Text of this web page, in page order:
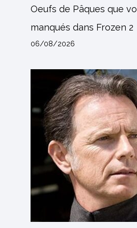
Oeufs de Pâques que
manqués dans Frozen 2
06/08/2026